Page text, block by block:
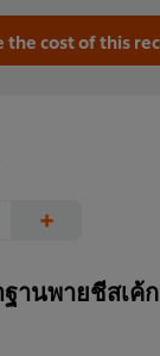
the cost of this
+
านพายชีสเค้